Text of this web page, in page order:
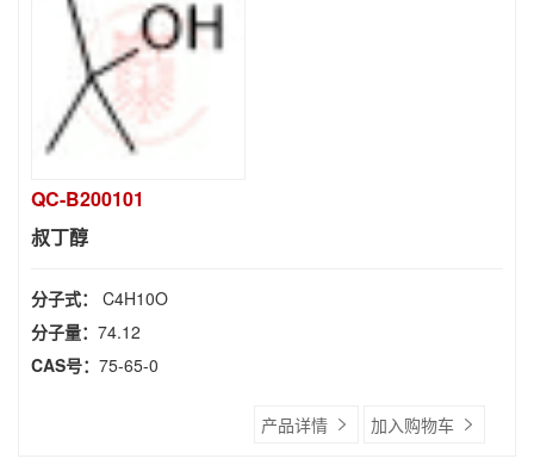
QC-B200101
叔丁醇
分子式： C4H10O
分子量： 74.12
CAS号： 75-65-0
产品详情 加入购物车